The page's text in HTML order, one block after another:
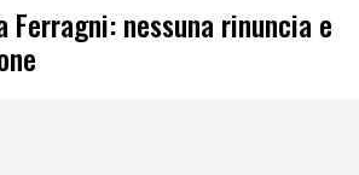
Ferragni: nessuna rinuncia e